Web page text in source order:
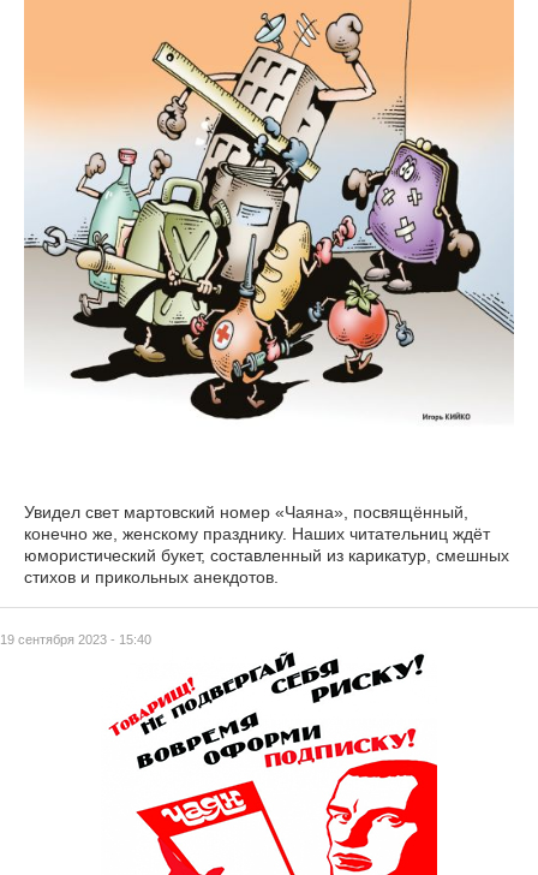
19 сентября 2023 - 15:40
Увидел свет мартовский номер «Чаяна», посвящённый,
конечно же, женскому празднику. Наших читательниц ждёт
юмористический букет, составленный из карикатур, смешных
стихов и прикольных анекдотов.